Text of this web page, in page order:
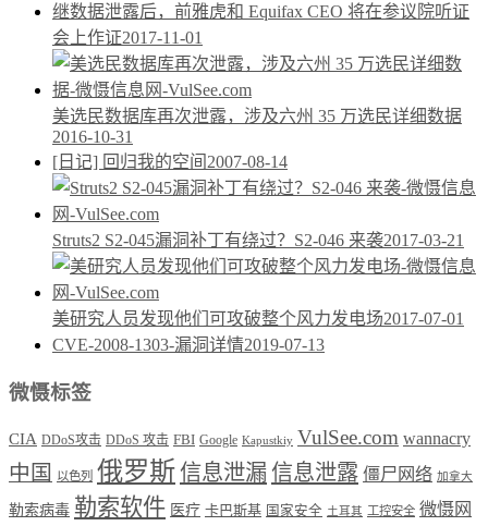
继数据泄露后，前雅虎和 Equifax CEO 将在参议院听证
会上作证2017-11-01
美选民数据库再次泄露，涉及六州 35 万选民详细数据
2016-10-31
[日记] 回归我的空间 2007-08-14
Struts2 S2-045漏洞补丁有绕过？S2-046 来袭2017-03-21
美研究人员发现他们可攻破整个风力发电场2017-07-01
CVE-2008-1303-漏洞详情2019-07-13
微慑标签
CIA DDoS攻击 DDoS 攻击 FBI Google Kapustkiy VulSee.com wannacry
中国 以色列 俄罗斯信息泄漏信息泄露 僵尸网络 加拿大
勒索病毒 勒索软件 医疗 卡巴斯基 国家安全 土耳其 工控安全 微慑网